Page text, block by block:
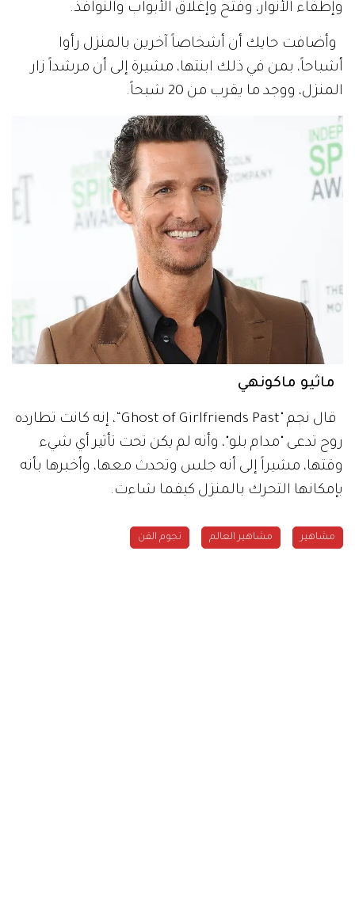
وإطفاء الأنوار، وفتح وإغلاق الأبواب والنوافذ.
وأضافت حايك أن أشخاصاً آخرين بالمنزل رأوا
أشباحاً، بمن في ذلك ابنتها، مشيرة إلى أن مرشداً زار
المنزل، ووجد ما يقرب من 20 شبحاً.
ماثيو ماكونهي
قال نجم "Ghost of Girlfriends Past“، إنه كانت تطارده
روح تدعى "مدام بلو"، وأنه لم يكن تحت تأثير أي شيء
وقتها، مشيراً إلى أنه جلس وتحدث معها، وأخبرها بأنه
بإمكانها التحرك بالمنزل كيفما شاءت.
مشاهير مشاهير العالم نجوم الفن